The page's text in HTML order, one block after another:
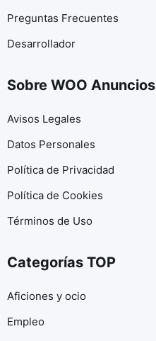
Preguntas Frecuentes
Desarrollador
Sobre WOO Anuncios
Avisos Legales
Datos Personales
Política de Privacidad
Política de Cookies
Términos de Uso
Categorías TOP
Aficiones y ocio
Empleo